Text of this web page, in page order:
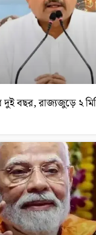
বছর, রাজ্যজুড়ে ২